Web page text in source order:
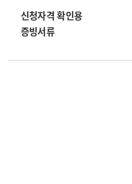
신청자격 확인용
증빙서류